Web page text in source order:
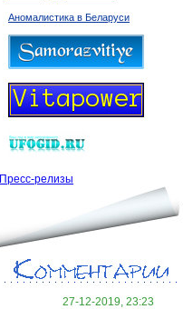
Аномалистика в Беларуси
Пресс-релизы
27-12-2019, 23:23